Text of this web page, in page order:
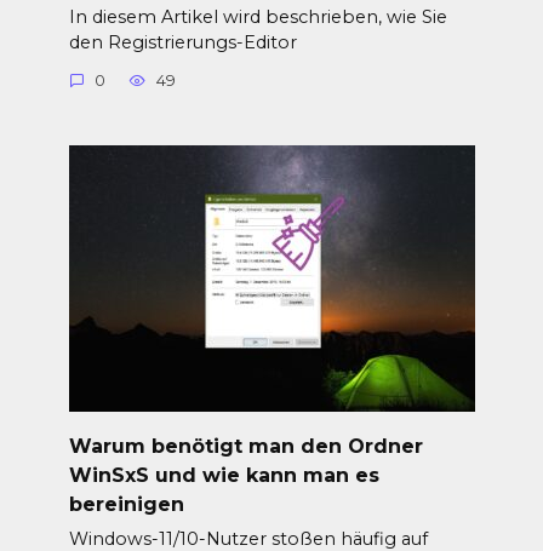
In diesem Artikel wird beschrieben, wie Sie
den Registrierungs-Editor
0 49
Warum benötigt man den Ordner
WinSxS und wie kann man es
bereinigen
Windows-11/10-Nutzer stoßen häufig auf